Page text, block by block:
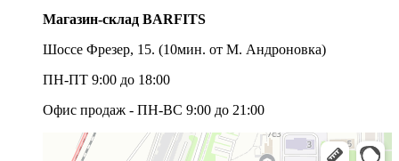
Магазин-склад BARFITS
Шоссе Фрезер, 15. (10мин. от М. Андроновка)
ПН-ПТ 9:00 до 18:00
Офис продаж - ПН-ВС 9:00 до 21:00